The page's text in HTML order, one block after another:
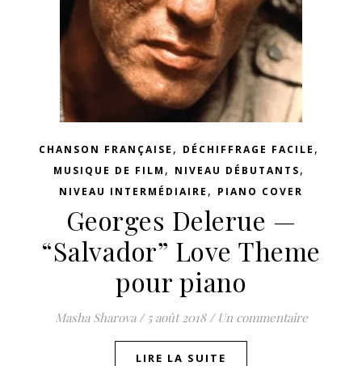
CHANSON FRANÇAISE , DÉCHIFFRAGE FACILE ,
MUSIQUE DE FILM , NIVEAU DÉBUTANTS,
NIVEAU INTERMÉDIAIRE , PIANO COVER
Georges Delerue —
“Salvador” Love Theme
pour piano
Masha Sharova / 5 août 2018 / Un commentaire
LIRE LA SUITE